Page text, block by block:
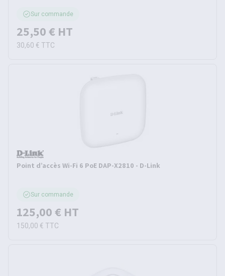
Sur commande
25,50 € HT
30,60 € TTC
Point d’accès Wi-Fi 6 PoE DAP-X2810 - D-Link
Sur commande
125,00 € HT
150,00 € TTC